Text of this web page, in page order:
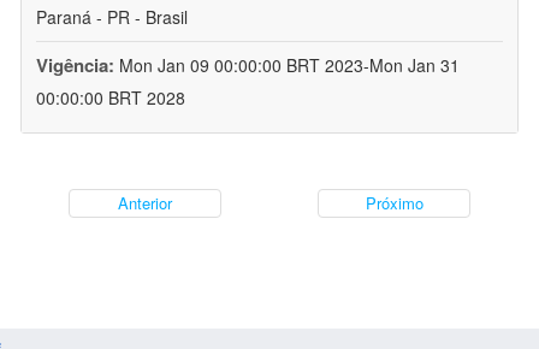
Paraná - PR - Brasil
Vigência: Mon Jan 09 00:00:00 BRT 2023-Mon Jan 31
00:00:00 BRT 2028
Anterior Próximo